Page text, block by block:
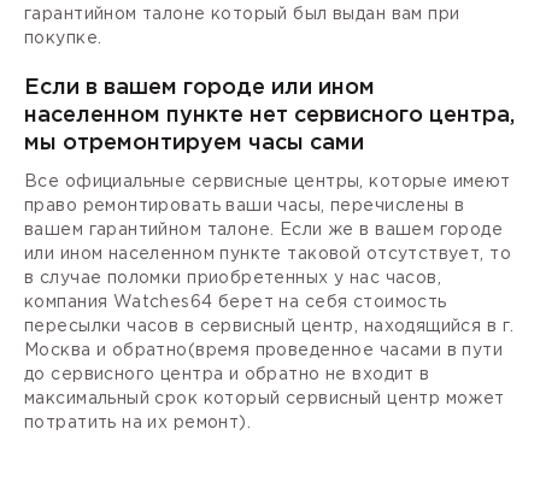
гарантийном талоне который был выдан вам при
покупке.
Если в вашем городе или ином
населенном пункте нет сервисного центра,
мы отремонтируем часы сами
Все официальные сервисные центры, которые имеют
право ремонтировать ваши часы, перечислены в
вашем гарантийном талоне. Если же в вашем городе
или ином населенном пункте таковой отсутствует, то
в случае поломки приобретенных у нас часов,
компания Watches64 берет на себя стоимость
пересылки часов в сервисный центр, находящийся в г.
Москва и обратно(время проведенное часами в пути
до сервисного центра и обратно не входит в
максимальный срок который сервисный центр может
потратить на их ремонт).